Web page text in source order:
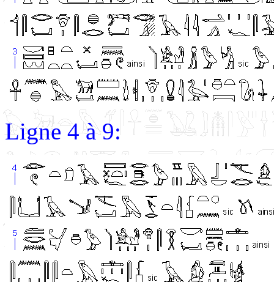
Ligne 4 à 9: